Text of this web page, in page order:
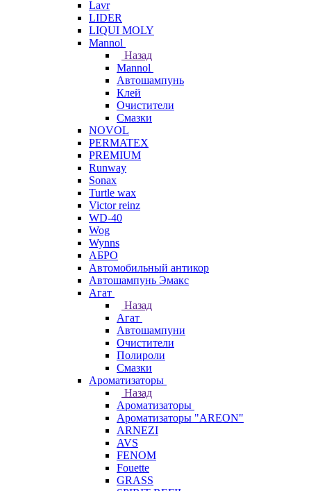
Lavr
LIDER
LIQUI MOLY
Mannol
Назад
Mannol
Автошампунь
Клей
Очистители
Смазки
NOVOL
PERMATEX
PREMIUM
Runway
Sonax
Turtle wax
Victor reinz
WD-40
Wog
Wynns
АБРО
Автомобильный антикор
Автошампунь Эмакс
Агат
Назад
Агат
Автошампуни
Очистители
Полироли
Смазки
Ароматизаторы
Назад
Ароматизаторы
Ароматизаторы "AREON"
ARNEZI
AVS
FENOM
Fouette
GRASS